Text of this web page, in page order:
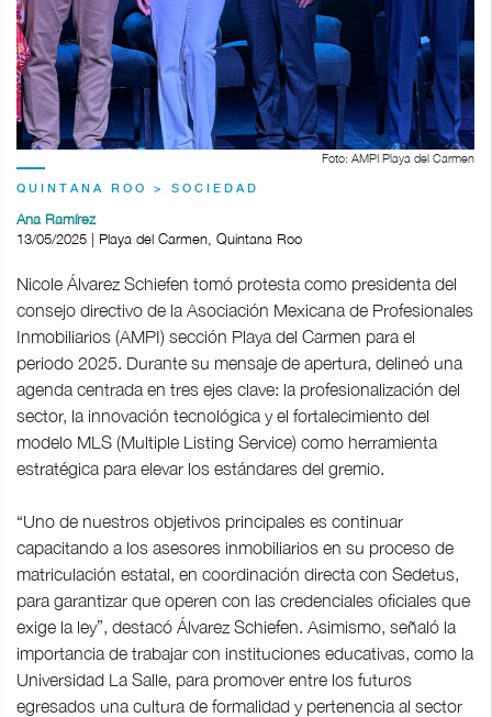
Foto: AMPI Playa del Carmen
QUINTANA ROO > SOCIEDAD
Ana Ramírez
13/05/2025 | Playa del Carmen, Quintana Roo
Nicole Álvarez Schiefen tomó protesta como presidenta del
consejo directivo de la Asociación Mexicana de Profesionales
Inmobiliarios (AMPI) sección Playa del Carmen para el
periodo 2025. Durante su mensaje de apertura, delineó una
agenda centrada en tres ejes clave: la profesionalización del
sector, la innovación tecnológica y el fortalecimiento del
modelo MLS (Multiple Listing Service) como herramienta
estratégica para elevar los estándares del gremio.
“Uno de nuestros objetivos principales es continuar
capacitando a los asesores inmobiliarios en su proceso de
matriculación estatal, en coordinación directa con Sedetus,
para garantizar que operen con las credenciales oficiales que
exige la ley”, destacó Álvarez Schiefen. Asimismo, señaló la
importancia de trabajar con instituciones educativas, como la
Universidad La Salle, para promover entre los futuros
egresados una cultura de formalidad y pertenencia al sector